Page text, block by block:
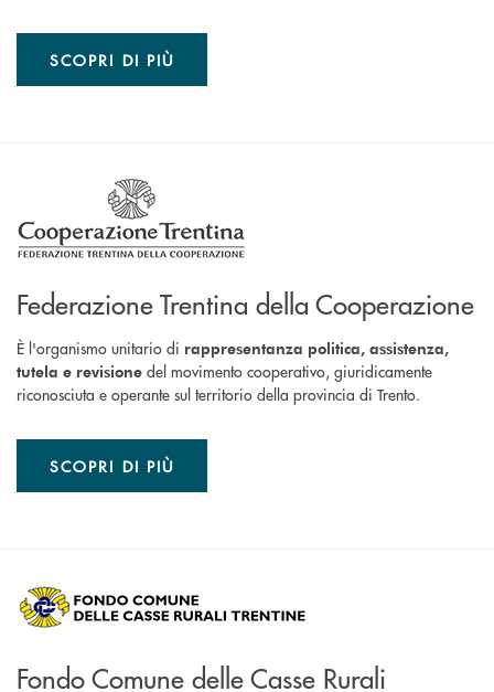
SCOPRI DI PIÙ
Federazione Trentina della Cooperazione
È l'organismo unitario di rappresentanza politica, assistenza,
tutela e revisione del movimento cooperativo, giuridicamente
riconosciuta e operante sul territorio della provincia di Trento.
SCOPRI DI PIÙ
Fondo Comune delle Casse Rurali